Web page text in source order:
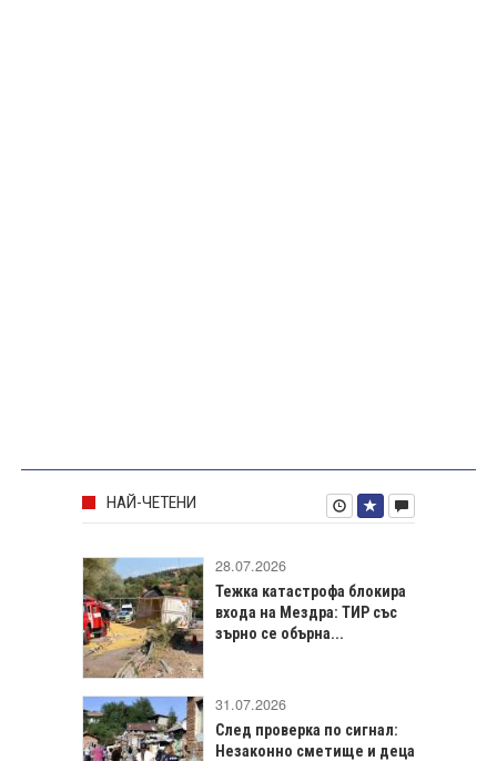
НАЙ-ЧЕТЕНИ
28.07.2026
Тежка катастрофа блокира
входа на Мездра: ТИР със
зърно се обърна...
31.07.2026
След проверка по сигнал:
Незаконно сметище и деца